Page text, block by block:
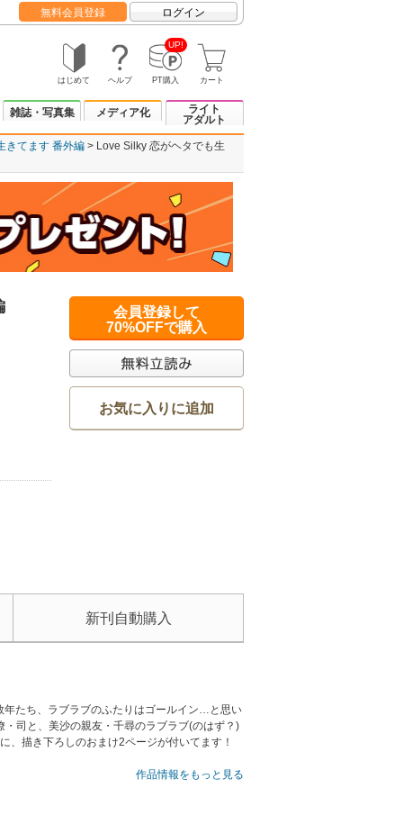
無料会員登録 ログイン
はじめて ヘルプ
UP!
PT購入 カート
雑誌・写真集 メディア化
ライト
アダルト
きてます 番外編
Love Silky 恋がヘタでも生
会員登録して
70%OFFで購入
お気に入りに追加
新刊自動購入
年たち、ラブラブのふたりはゴールイン…と思い
司と、美沙の親友・千尋のラブラブ(のはず？)
、描き下ろしのおまけ2ページが付いてます！
作品情報をもっと見る